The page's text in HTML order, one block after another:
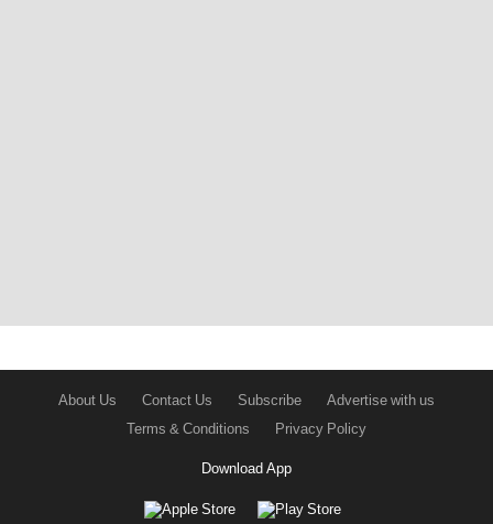
About Us Contact Us Subscribe
Advertise with us
Terms & Conditions
Privacy Policy
Download App